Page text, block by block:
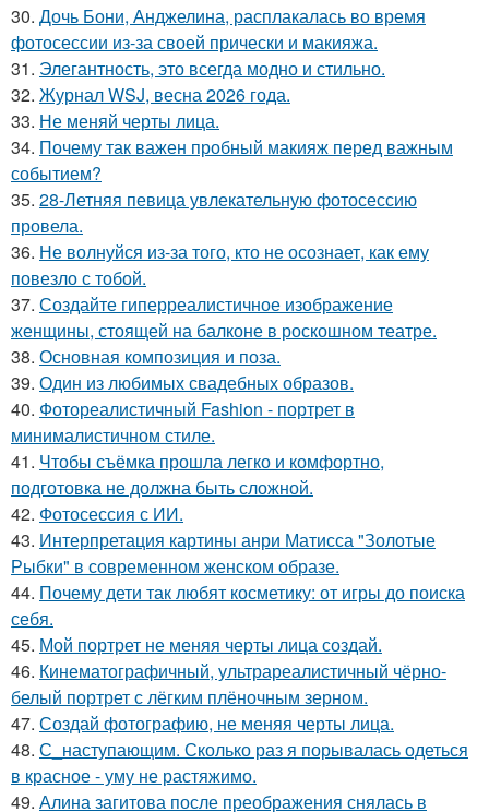
30. Дочь Бони, Анджелина, расплакалась во время
фотосессии из-за своей прически и макияжа.
31. Элегантность, это всегда модно и стильно.
32. Журнал WSJ, весна 2026 года.
33. Не меняй черты лица.
34. Почему так важен пробный макияж перед важным
событием?
35. 28-Летняя певица увлекательную фотосессию
провела.
36. Не волнуйся из-за того, кто не осознает, как ему
повезло с тобой.
37. Создайте гиперреалистичное изображение
женщины, стоящей на балконе в роскошном театре.
38. Основная композиция и поза.
39. Один из любимых свадебных образов.
40. Фотореалистичный Fashion - портрет в
минималистичном стиле.
41. Чтобы съёмка прошла легко и комфортно,
подготовка не должна быть сложной.
42. Фотосессия с ИИ.
43. Интерпретация картины анри Матисса "Золотые
Рыбки" в современном женском образе.
44. Почему дети так любят косметику: от игры до поиска
себя.
45. Мой портрет не меняя черты лица создай.
46. Кинематографичный, ультрареалистичный чёрно-
белый портрет с лёгким плёночным зерном.
47. Создай фотографию, не меняя черты лица.
48. С_наступающим. Сколько раз я порывалась одеться
в красное - уму не растяжимо.
49. Алина загитова после преображения снялась в